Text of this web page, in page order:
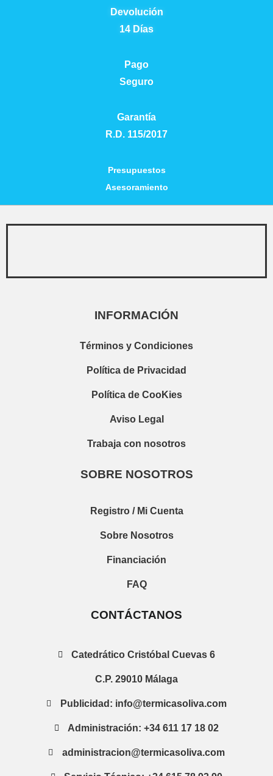
Devolución
14 Días
Pago
Seguro
Garantía
R.D. 115/2017
Presupuestos
Asesoramiento
INFORMACIÓN
Términos y Condiciones
Política de Privacidad
Política de CooKies
Aviso Legal
Trabaja con nosotros
SOBRE NOSOTROS
Registro / Mi Cuenta
Sobre Nosotros
Financiación
FAQ
CONTÁCTANOS
Catedrático Cristóbal Cuevas 6
C.P. 29010 Málaga
Publicidad: info@termicasoliva.com
Administración: +34 611 17 18 02
administracion@termicasoliva.com